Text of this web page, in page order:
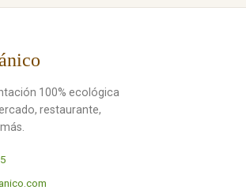
100% ecológica
restaurante,